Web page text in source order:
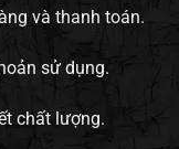
và thanh toán.
sử dụng.
chất lượng.